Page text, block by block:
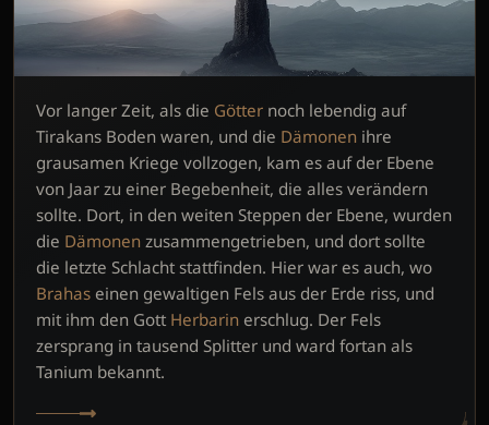
Vor langer Zeit, als die Götter noch lebendig auf
Tirakans Boden waren, und die Dämonen ihre
grausamen Kriege vollzogen, kam es auf der Ebene
von Jaar zu einer Begebenheit, die alles verändern
sollte. Dort, in den weiten Steppen der Ebene, wurden
die Dämonen zusammengetrieben, und dort sollte
die letzte Schlacht stattfinden. Hier war es auch, wo
Brahas einen gewaltigen Fels aus der Erde riss, und
mit ihm den Gott Herbarin erschlug. Der Fels
zersprang in tausend Splitter und ward fortan als
Tanium bekannt.